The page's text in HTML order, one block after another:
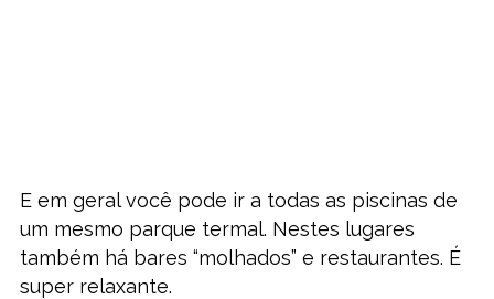
E em geral você pode ir a todas as piscinas de
um mesmo parque termal. Nestes lugares
também há bares “molhados” e restaurantes. É
super relaxante.